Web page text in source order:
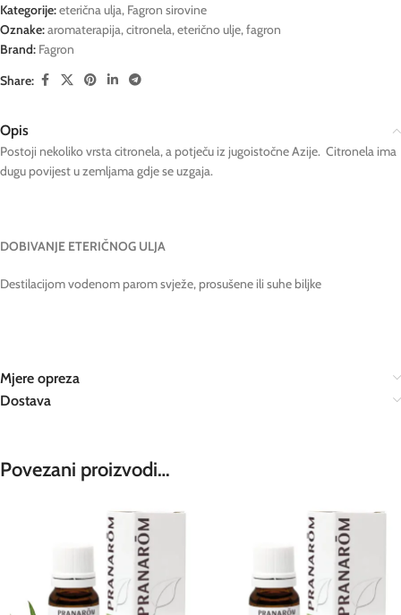
Kategorije:eterična ulja, Fagron sirovine
Oznake:aromaterapija,citronela,eterično ulje,fagron
Brand: Fagron
Share:
Opis
Postoji nekoliko vrsta citronela, a potječu iz jugoistočne Azije. Citronela ima
dugu povijest u zemljama gdje se uzgaja.
DOBIVANJE ETERIČNOG ULJA
Destilacijom vodenom parom svježe, prosušene ili suhe biljke
Mjere opreza
Dostava
Povezani proizvodi…